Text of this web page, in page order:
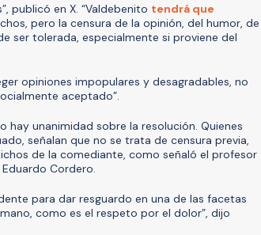
publicó en X. “Valdebenito tendrá que
pero la censura de la opinión, del humor, de
ser tolerada, especialmente si proviene del
opiniones impopulares y desagradables, no
aceptado”.
unanimidad sobre la resolución. Quienes
señalan que no se trata de censura previa,
de la comediante, como señaló el profesor
Cordero.
para dar resguardo en una de las facetas
como es el respeto por el dolor”, dijo